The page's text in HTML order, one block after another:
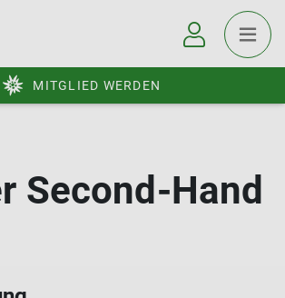
MITGLIED WERDEN
Second-Hand